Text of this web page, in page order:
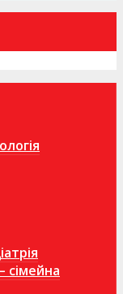
сімейна